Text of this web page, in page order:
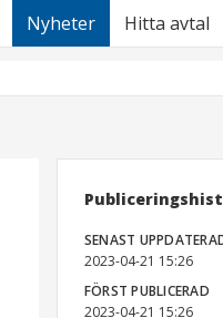
Nyheter Hitta avtal
SENAST
2023-04-21 15:26
FÖRST PUBLICERAD
2023-04-21 15:26